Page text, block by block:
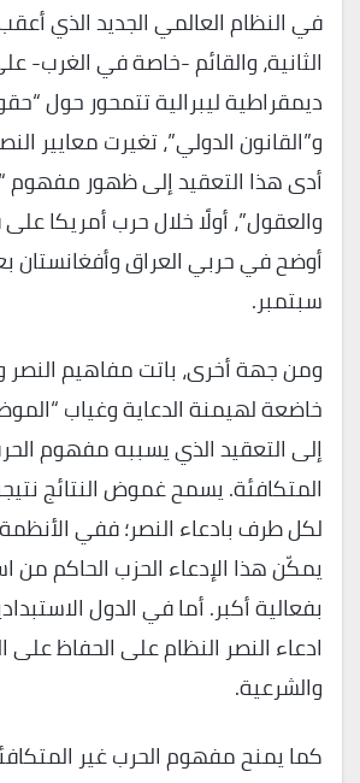
في النظام العالمي الجديد الذي
الثانية، والقائم -خاصة في
ديمقراطية ليبرالية تتمحور حول
و”القانون الدولي”، تغيرت معايير
أدى هذا التعقيد إلى ظهور
والعقول”، أولًا خلال حرب أمريكا
سبتمبر.
ومن جهة أخرى، باتت مفاهيم النصر
خاضعة لهيمنة الدعاية وغياب
إلى التعقيد الذي يسببه مفهوم
المتكافئة. يسمح غموض النتائج
لكل طرف بادعاء النصر؛ ففي
يمكّن هذا الإدعاء الحزب الحاكم من
بفعالية أكبر. أما في الدول
ادعاء النصر النظام على الحفاظ
والشرعية.
كما يمنح مفهوم الحرب غير